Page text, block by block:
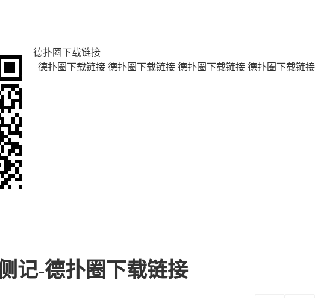
德扑圈下载链接
德扑圈下载链接 德扑圈下载链接 德扑圈下载链接 德扑圈下载链接
记-德扑圈下载链接